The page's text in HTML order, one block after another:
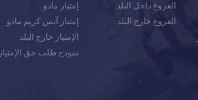
الفروع داخل البلد
الفروع خارج البلد
إمتياز مادو
إمتياز آيس كريم مادو
الإمتياز خارج البلد
نموذج طلب حق الإمتياز